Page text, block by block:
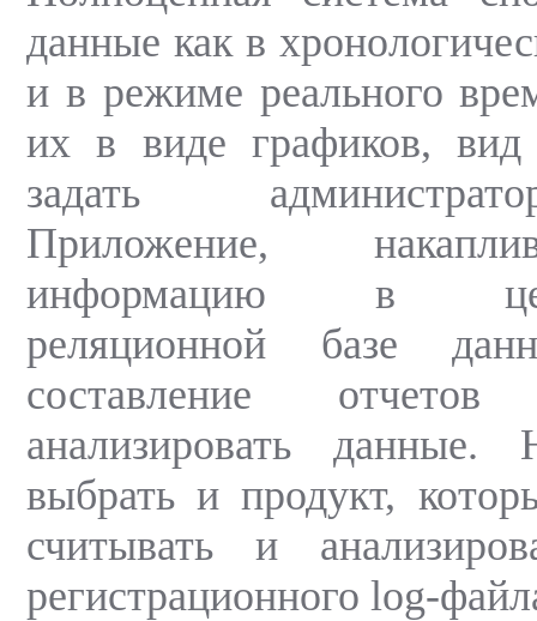
данные как в
и в режиме реального
их в виде графиков,
задать
Приложение,
информацию в
реляционной базе
составление
анализировать
выбрать и продукт,
считывать и
регистрационного log-